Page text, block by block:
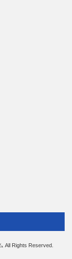
All Rights Reserved.